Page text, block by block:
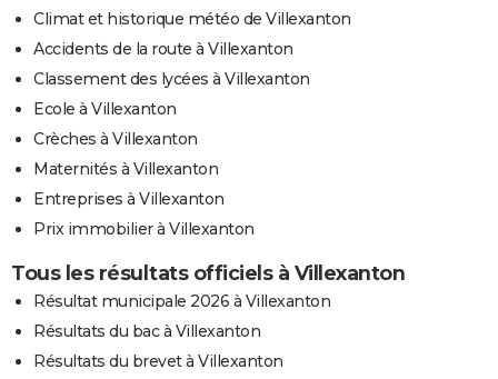
Climat et historique météo de Villexanton
Accidents de la route à Villexanton
Classement des lycées à Villexanton
Ecole à Villexanton
Crèches à Villexanton
Maternités à Villexanton
Entreprises à Villexanton
Prix immobilier à Villexanton
Tous les résultats officiels à Villexanton
Résultat municipale 2026 à Villexanton
Résultats du bac à Villexanton
Résultats du brevet à Villexanton